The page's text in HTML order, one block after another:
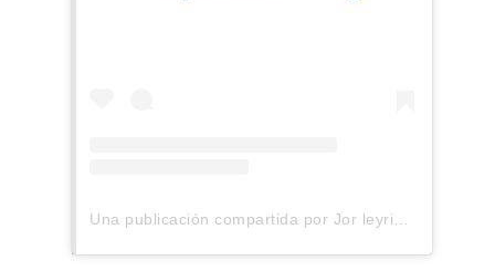
Una publicación compartida por Jor leyria (@jorleyria)